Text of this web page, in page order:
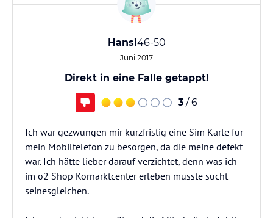
Hansi46-50
Juni 2017
Direkt in eine Falle getappt!
3 / 6
Ich war gezwungen mir kurzfristig eine Sim Karte für
mein Mobiltelefon zu besorgen, da die meine defekt
war. Ich hätte lieber darauf verzichtet, denn was ich
im o2 Shop Kornarktcenter erleben musste sucht
seinesgleichen.